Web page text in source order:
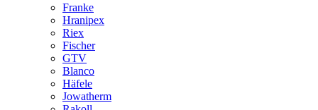
Franke
Hranipex
Riex
Fischer
GTV
Blanco
Häfele
Jowatherm